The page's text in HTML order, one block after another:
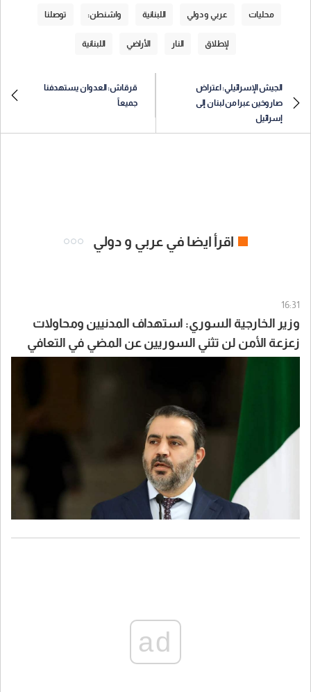
محليات عربي و دولي اللبنانية واشنطن: توصلنا
لإطلاق النار الأراضي اللبنانية
الجيش الإسرائيلي: اعتراض
صاروخين عبرا من لبنان إلى
إسرائيل
قرقاش: العدوان يستهدفنا
جميعاً
اقرأ ايضا في عربي و دولي
16:31
وزير الخارجية السوري: استهداف المدنيين ومحاولات
زعزعة الأمن لن تثني السوريين عن المضي في التعافي
ad